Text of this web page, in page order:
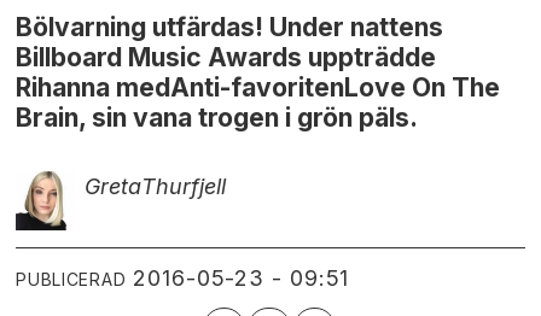
Bölvarning utfärdas! Under nattens
Billboard Music Awards uppträdde
Rihanna medAnti-favoritenLove On The
Brain, sin vana trogen i grön päls.
GretaThurfjell
PUBLICERAD 2016-05-23 - 09:51